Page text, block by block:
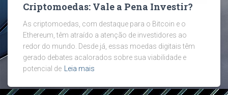
Criptomoedas: Vale a Pena Investir?
As criptomoedas, com destaque para o Bitcoin e o
Ethereum, têm atraído a atenção de investidores ao
redor do mundo. Desde já, essas moedas digitais têm
gerado debates acalorados sobre sua viabilidade e
potencial de
Leia mais